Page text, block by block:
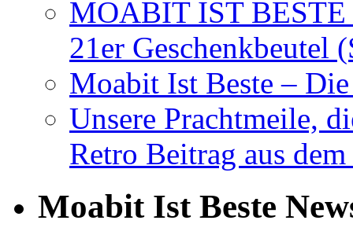
MOABIT IST BESTE
21er Geschenkbeutel
Moabit Ist Beste –
Unsere Prachtmeile,
Retro Beitrag aus
Moabit Ist Beste